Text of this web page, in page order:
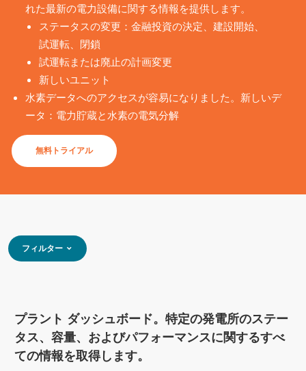
れた最新の電力設備に関する情報を提供します。
ステータスの変更：金融投資の決定、建設開始、
試運転、閉鎖
試運転または廃止の計画変更
新しいユニット
水素データへのアクセスが容易になりました。新しいデ
ータ：電力貯蔵と水素の電気分解
無料トライアル
フィルター
プラント ダッシュボード。特定の発電所のステー
タス、容量、およびパフォーマンスに関するすべ
ての情報を取得します。